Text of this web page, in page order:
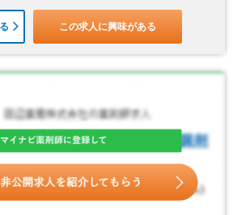
この求人に興味がある